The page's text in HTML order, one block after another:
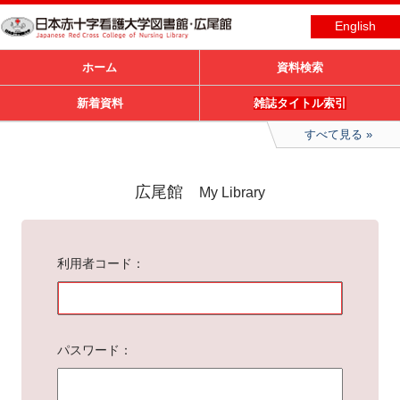
English
ホーム 資料検索
新着資料 雑誌タイトル索引
すべて見る
広尾館 My Library
利用者コード
パスワード